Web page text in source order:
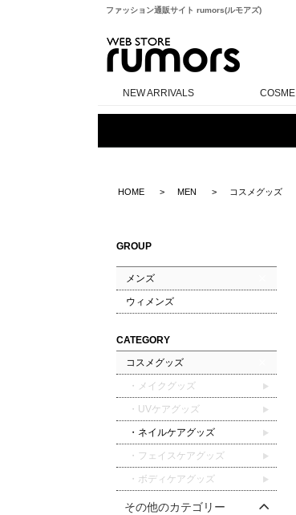
ファッション通販サイト rumors(ルモアズ)
NEW ARRIVALS COSME
HOME MEN コスメグッズ
GROUP
メンズ
ウィメンズ
CATEGORY
コスメグッズ
・メイクグッズ
・UVケアグッズ
・ネイルケアグッズ
・フェイスケアグッズ
・ボディケアグッズ
その他のカテゴリー